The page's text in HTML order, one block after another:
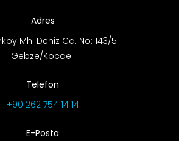
Adres
Mh. Deniz Cd. No: 143/5
Gebze/Kocaeli
Telefon
+90 262 754 14 14
E-Posta